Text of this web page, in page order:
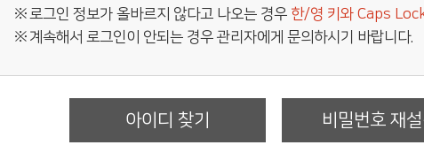
로그인 정보가 올바르지 않다고 나오는 경우 한/영 키와 Caps
계속해서 로그인이 안되는 경우 관리자에게 문의하시기 바랍니다.
아이디 찾기 비밀번호 재